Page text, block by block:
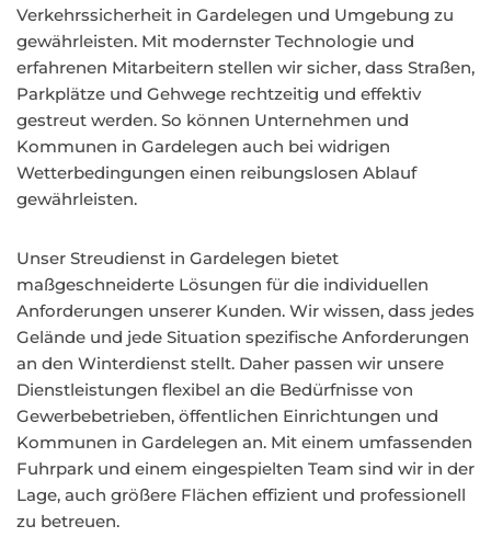
Verkehrssicherheit in Gardelegen und Umgebung zu
gewährleisten. Mit modernster Technologie und
erfahrenen Mitarbeitern stellen wir sicher, dass Straßen,
Parkplätze und Gehwege rechtzeitig und effektiv
gestreut werden. So können Unternehmen und
Kommunen in Gardelegen auch bei widrigen
Wetterbedingungen einen reibungslosen Ablauf
gewährleisten.
Unser Streudienst in Gardelegen bietet
maßgeschneiderte Lösungen für die individuellen
Anforderungen unserer Kunden. Wir wissen, dass jedes
Gelände und jede Situation spezifische Anforderungen
an den Winterdienst stellt. Daher passen wir unsere
Dienstleistungen flexibel an die Bedürfnisse von
Gewerbebetrieben, öffentlichen Einrichtungen und
Kommunen in Gardelegen an. Mit einem umfassenden
Fuhrpark und einem eingespielten Team sind wir in der
Lage, auch größere Flächen effizient und professionell
zu betreuen.